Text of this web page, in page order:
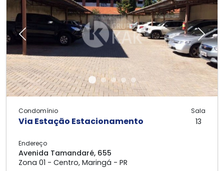
Previous Next
Condomínio
Via Estação Estacionamento
Sala
13
Endereço
Avenida Tamandaré, 655
Zona 01 - Centro, Maringá - PR